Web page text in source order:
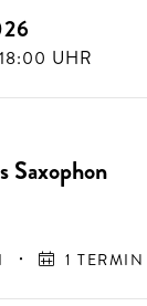
18:00 UHR
Saxophon
1 TERMIN